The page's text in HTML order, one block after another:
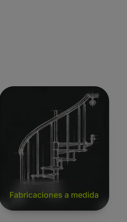
Fabricaciones a medida
Fabricaciones a medida